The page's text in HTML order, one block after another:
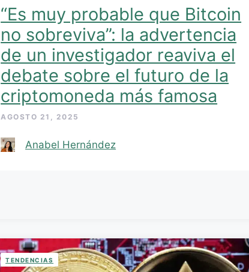
“Es muy probable que Bitcoin
no sobreviva”: la advertencia
de un investigador reaviva el
debate sobre el futuro de la
criptomoneda más famosa
AGOSTO 21, 2025
Anabel Hernández
TENDENCIAS